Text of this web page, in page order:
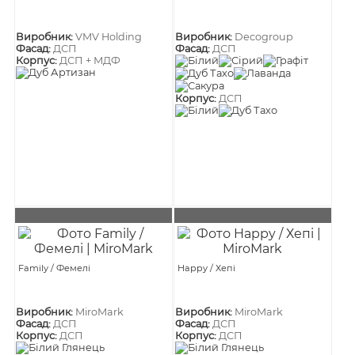
Виробник:VMV Holding
Фасад:ДСП
Корпус:ДСП + МДФ
Виробник: Decogroup
Фасад: ДСП
Корпус: ДСП
Family / Фемелі
Виробник: MiroMark
Фасад: ДСП
Корпус: ДСП
Happy / Хепі
Виробник: MiroMark
Фасад: ДСП
Корпус: ДСП